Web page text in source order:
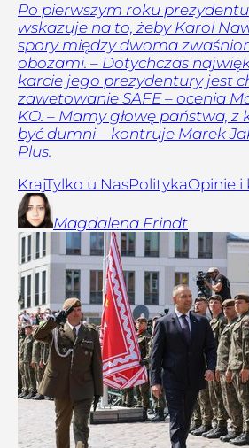
Po pierwszym roku
wskazuje na to, żeby Karol
spory między dwoma
obozami. – Dotychczas
karcie jego prezydentury jest
zawetowanie SAFE – ocenia
KO. – Mamy głowę państwa,
być dumni – kontruje Marek
Plus.
KrajTylko u NasPolitykaOpinie
Magdalena Frindt